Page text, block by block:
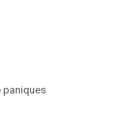
paniques